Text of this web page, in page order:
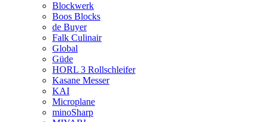
Blockwerk
Boos Blocks
de Buyer
Falk Culinair
Global
Güde
HORL 3 Rollschleifer
Kasane Messer
KAI
Microplane
minoSharp